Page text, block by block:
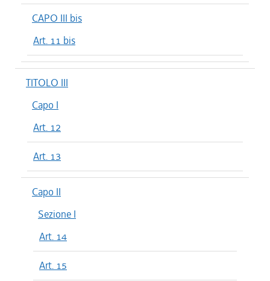
CAPO III bis
Art. 11 bis
TITOLO III
Capo I
Art. 12
Art. 13
Capo II
Sezione I
Art. 14
Art. 15